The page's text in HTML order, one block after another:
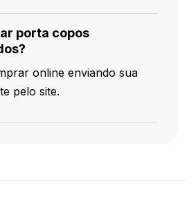
porta copos
online enviando sua
pelo site.